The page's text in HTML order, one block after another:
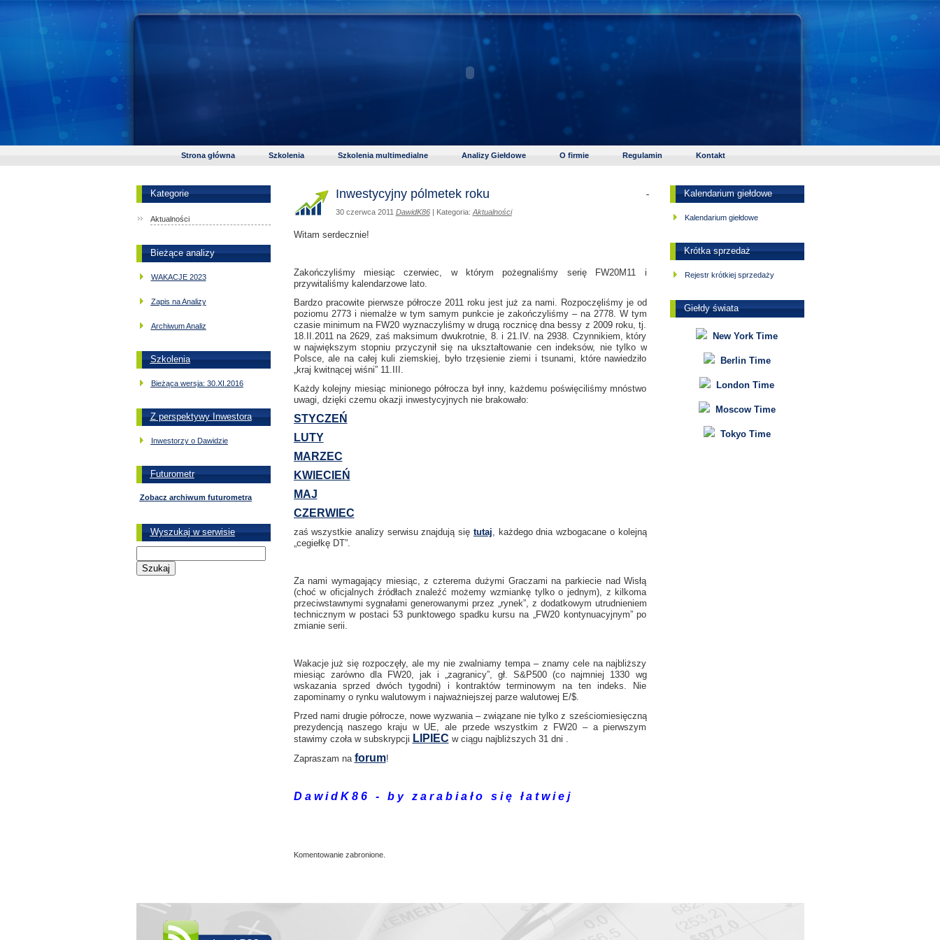
Strona główna Szkolenia Szkolenia multimedialne Analizy Giełdowe O firmie Regulamin Kontakt
Kategorie
Aktualności
Bieżące analizy
WAKACJE 2023
Zapis na Analizy
Archiwum Analiz
Szkolenia
Bieżąca wersja: 30.XI.2016
Z perspektywy Inwestora
Inwestorzy o Dawidzie
Futurometr
Zobacz archiwum futurometra
Wyszukaj w serwisie
Inwestycyjny pólmetek roku
30 czerwca 2011 DawidK86| Kategoria: Aktualności
Witam serdecznie!
Zakończyliśmy miesiąc czerwiec, w którym pożegnaliśmy serię FW20M11 i
przywitaliśmy kalendarzowe lato.
Bardzo pracowite pierwsze półrocze 2011 roku jest już za nami. Rozpoczęliśmy je od
poziomu 2773 i niemalże w tym samym punkcie je zakończyliśmy – na 2778. W tym
czasie minimum na FW20 wyznaczyliśmy w drugą rocznicę dna bessy z 2009 roku, tj.
18.II.2011 na 2629, zaś maksimum dwukrotnie, 8. i 21.IV. na 2938. Czynnikiem, który
w największym stopniu przyczynił się na ukształtowanie cen indeksów, nie tylko w
Polsce, ale na całej kuli ziemskiej, było trzęsienie ziemi i tsunami, które nawiedziło
„kraj kwitnącej wiśni” 11.III.
Każdy kolejny miesiąc minionego półrocza był inny, każdemu poświęciliśmy mnóstwo
uwagi, dzięki czemu okazji inwestycyjnych nie brakowało:
STYCZEŃ
LUTY
MARZEC
KWIECIEŃ
MAJ
CZERWIEC
zaś wszystkie analizy serwisu znajdują się tutaj, każdego dnia wzbogacane o kolejną
„cegiełkę DT”.
Za nami wymagający miesiąc, z czterema dużymi Graczami na parkiecie nad Wisłą
(choć w oficjalnych źródłach znaleźć możemy wzmiankę tylko o jednym), z kilkoma
przeciwstawnymi sygnałami generowanymi przez „rynek”, z dodatkowym utrudnieniem
technicznym w postaci 53 punktowego spadku kursu na „FW20 kontynuacyjnym” po
zmianie serii.
Wakacje już się rozpoczęły, ale my nie zwalniamy tempa – znamy cele na najbliższy
miesiąc zarówno dla FW20, jak i „zagranicy”, gł. S&P500 (co najmniej 1330 wg
wskazania sprzed dwóch tygodni) i kontraktów terminowym na ten indeks. Nie
zapominamy o rynku walutowym i najważniejszej parze walutowej E/$.
Przed nami drugie półrocze, nowe wyzwania – związane nie tylko z sześciomiesięczną
prezydencją naszego kraju w UE, ale przede wszystkim z FW20 – a pierwszym
stawimy czoła w subskrypcji LIPIEC w ciągu najbliższych 31 dni .
Zapraszam na forum!
D a w i d K 8 6 - b y z a r a b i a ł o s i ę ł a t w i e j
Komentowanie zabronione.
Kalendarium giełdowe
Kalendarium giełdowe
Krótka sprzedaż
Rejestr krótkiej sprzedaży
Giełdy świata
New York Time
Berlin Time
London Time
Moscow Time
Tokyo Time